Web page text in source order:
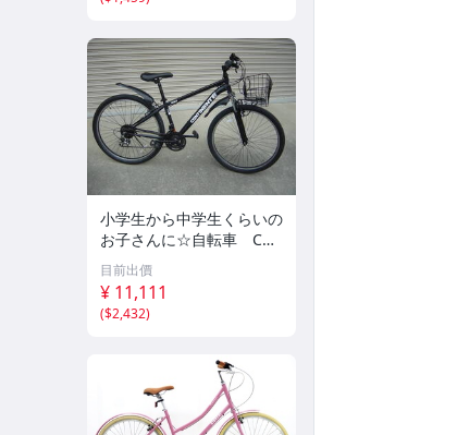
小学生から中学生くらいの
お子さんに☆自転車 CO
NTINENTE 698 シティク
ロスバイク
目前出價
¥ 11,111
($2,432)